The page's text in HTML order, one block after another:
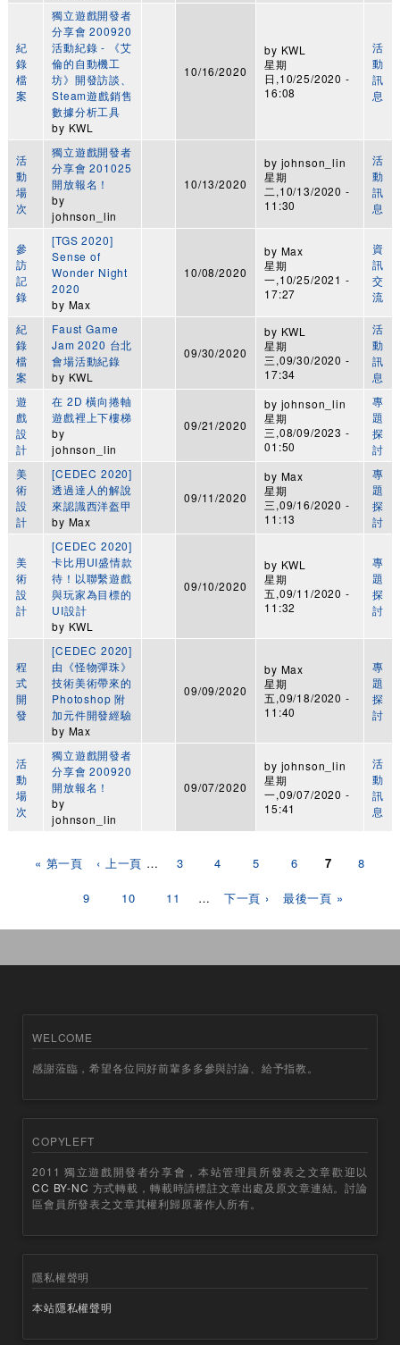
紀
錄
檔
案
獨立遊戲開發者
分享會 200920
活動紀錄 - 《艾
倫的自動機工
坊》開發訪談、
Steam遊戲銷售
數據分析工具
by KWL
10/16/2020
by KWL
星期
日,10/25/2020 -
16:08
活
動
訊
息
活
動
場
次
獨立遊戲開發者
分享會 201025
開放報名！
by
johnson_lin
10/13/2020
by johnson_lin
星期
二,10/13/2020 -
11:30
活
動
訊
息
參
訪
記
錄
[TGS 2020]
Sense of
Wonder Night
2020
by Max
10/08/2020
by Max
星期
一,10/25/2021 -
17:27
資
訊
交
流
紀
錄
檔
案
Faust Game
Jam 2020 台北
會場活動紀錄
by KWL
09/30/2020
by KWL
星期
三,09/30/2020 -
17:34
活
動
訊
息
遊
戲
設
計
在 2D 橫向捲軸
遊戲裡上下樓梯
by
johnson_lin
09/21/2020
by johnson_lin
星期
三,08/09/2023 -
01:50
專
題
探
討
美
術
設
計
[CEDEC 2020]
透過達人的解說
來認識西洋盔甲
by Max
09/11/2020
by Max
星期
三,09/16/2020 -
11:13
專
題
探
討
美
術
設
計
[CEDEC 2020]
卡比用UI盛情款
待！以聯繫遊戲
與玩家為目標的
UI設計
by KWL
09/10/2020
by KWL
星期
五,09/11/2020 -
11:32
專
題
探
討
程
式
開
發
[CEDEC 2020]
由《怪物彈珠》
技術美術帶來的
Photoshop 附
加元件開發經驗
by Max
09/09/2020
by Max
星期
五,09/18/2020 -
11:40
專
題
探
討
活
動
場
次
獨立遊戲開發者
分享會 200920
開放報名！
by
johnson_lin
09/07/2020
by johnson_lin
星期
一,09/07/2020 -
15:41
活
動
訊
息
頁面« 第一頁 ‹ 上一頁 … 3 4 5 6 7 8
9 10 11 … 下一頁 › 最後一頁 »
WELCOME
感謝蒞臨，希望各位同好前輩多多參與討論、給予指教。
COPYLEFT
2011 獨立遊戲開發者分享會，本站管理員所發表之文章歡迎以
CC BY-NC 方式轉載，轉載時請標註文章出處及原文章連結。討論
區會員所發表之文章其權利歸原著作人所有。
隱私權聲明
本站隱私權聲明